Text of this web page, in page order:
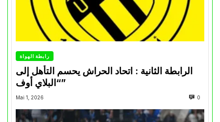
رابطة الهواة
الرابطة الثانية : اتحاد الحراش يحسم التأهل إلى
“البلاي أوف”
Mai 1, 2026 0